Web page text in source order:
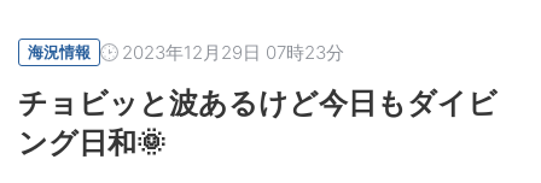
海況情報 2023年12月29日 07時23分
チョビッと波あるけど今日もダイビ
ング日和🌞